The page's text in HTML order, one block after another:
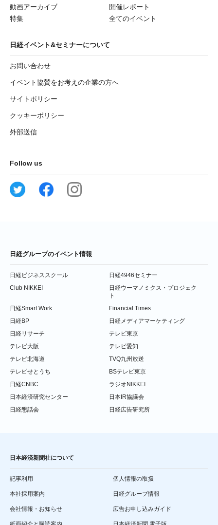
動画アーカイブ
開催レポート
特集
全てのイベント
日経イベント&セミナーについて
お問い合わせ
イベント協賛をお考えの企業の方へ
サイトポリシー
クッキーポリシー
外部送信
Follow us
日経グループのイベント情報
日経ビジネススクール
日経4946セミナー
Club NIKKEI
日経ウーマノミクス・プロジェク
ト
日経Smart Work
Financial Times
日経BP
日経メディアマーケティング
日経リサーチ
テレビ東京
テレビ大阪
テレビ愛知
テレビ北海道
TVQ九州放送
テレビせとうち
BSテレビ東京
日経CNBC
ラジオNIKKEI
日本経済研究センター
日本IR協議会
日経懇話会
日経広告研究所
日本経済新聞社について
記事利用 個人情報の取扱
本社採用案内 日経グループ情報
会社情報・お知らせ 広告お申し込みガイド